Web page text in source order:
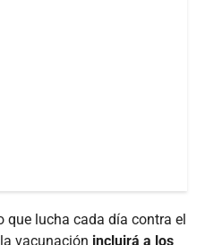
lucha cada día contra el
vacunación incluirá a los